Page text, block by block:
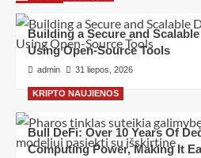
Building a Secure and
Using Open-Source Tools
admin 31 liepos, 2026
KRIPTO NAUJIENOS
Bull DeFi: Over 10 Years Of
Computing Power, Making It